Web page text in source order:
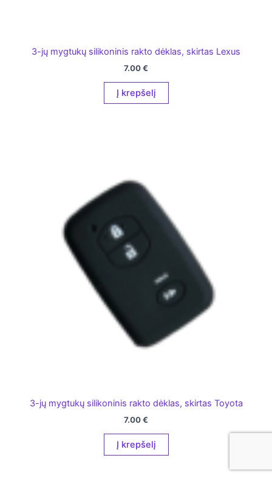
3-jų mygtukų silikoninis rakto dėklas, skirtas Lexus
7.00€
Į krepšelį
3-jų mygtukų silikoninis rakto dėklas, skirtas Toyota
7.00€
Į krepšelį